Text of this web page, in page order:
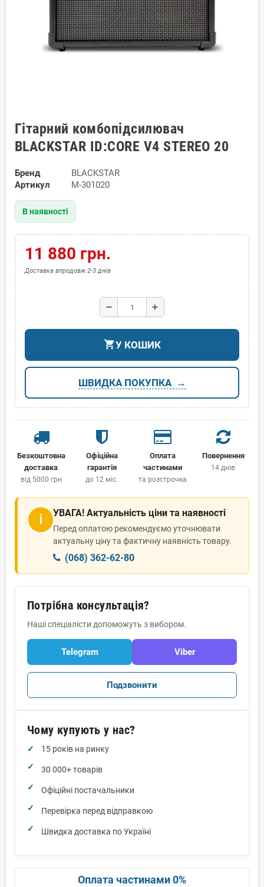
Гітарний комбопідсилювач
BLACKSTAR ID:CORE V4 STEREO 20
Бренд
BLACKSTAR
Артикул
M-301020
В наявності
11 880 грн.
Доставка впродовж 2-3 днів
remove add
shopping_cartУ КОШИК
ШВИДКА ПОКУПКА
Безкоштовна
доставка
від 5000 грн
Офіційна
гарантія
до 12 міс.
Оплата
частинами
та розстрочка
Повернення
14 днів
ℹ УВАГА! Актуальність ціни та наявності
Перед оплатою рекомендуємо уточнювати
актуальну ціну та фактичну наявність товару.
(068) 362-62-80
Потрібна консультація?
Наші спеціалісти допоможуть з вибором.
Telegram Viber
Подзвонити
Чому купують у нас?
15 років на ринку
30 000+ товарів
Офіційні постачальники
Перевірка перед відправкою
Швидка доставка по Україні
Оплата частинами 0%